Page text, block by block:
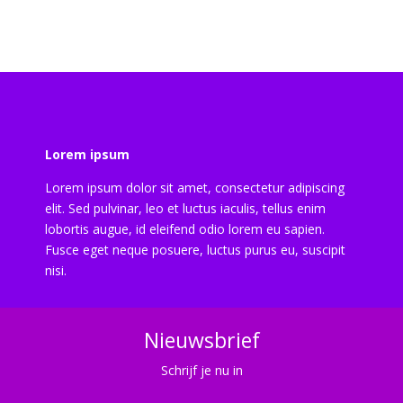
Lorem ipsum
Lorem ipsum dolor sit amet, consectetur adipiscing
elit. Sed pulvinar, leo et luctus iaculis, tellus enim
lobortis augue, id eleifend odio lorem eu sapien.
Fusce eget neque posuere, luctus purus eu, suscipit
nisi.
Nieuwsbrief
Schrijf je nu in